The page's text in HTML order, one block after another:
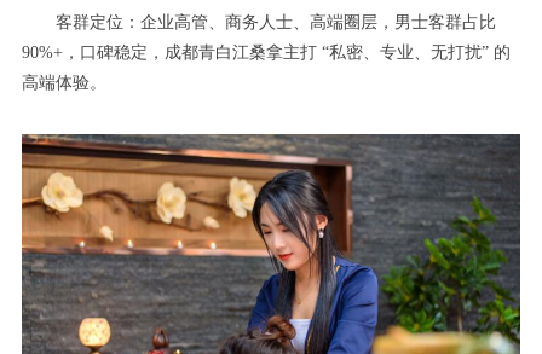
客群定位：企业高管、商务人士、高端圈层，男士客群占比
90%+，口碑稳定，成都青白江桑拿主打 “私密、专业、无打扰” 的
高端体验。